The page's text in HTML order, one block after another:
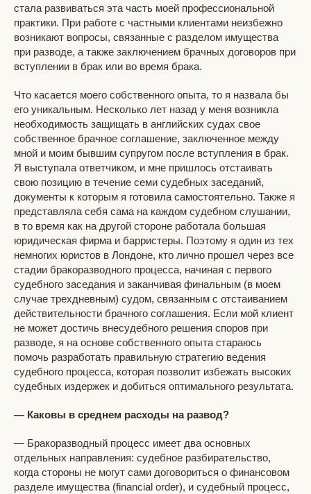
стала развиваться эта часть моей профессиональной
практики. При работе с частными клиентами неизбежно
возникают вопросы, связанные с разделом имущества
при разводе, а также заключением брачных договоров при
вступлении в брак или во время брака.
Что касается моего собственного опыта, то я назвала бы
его уникальным. Несколько лет назад у меня возникла
необходимость защищать в английских судах свое
собственное брачное соглашение, заключенное между
мной и моим бывшим супругом после вступления в брак.
Я выступала ответчиком, и мне пришлось отстаивать
свою позицию в течение семи судебных заседаний,
документы к которым я готовила самостоятельно. Также я
представляла себя сама на каждом судебном слушании,
в то время как на другой стороне работала большая
юридическая фирма и барристеры. Поэтому я один из тех
немногих юристов в Лондоне, кто лично прошел через все
стадии бракоразводного процесса, начиная с первого
судебного заседания и заканчивая финальным (в моем
случае трехдневным) судом, связанным с отстаиванием
действительности брачного соглашения. Если мой клиент
не может достичь внесудебного решения споров при
разводе, я на основе собственного опыта стараюсь
помочь разработать правильную стратегию ведения
судебного процесса, которая позволит избежать высоких
судебных издержек и добиться оптимального результата.
— Каковы в среднем расходы на развод?
— Бракоразводный процесс имеет два основных
отдельных направления: судебное разбирательство,
когда стороны не могут сами договориться о финансовом
разделе имущества (financial order), и судебный процесс,